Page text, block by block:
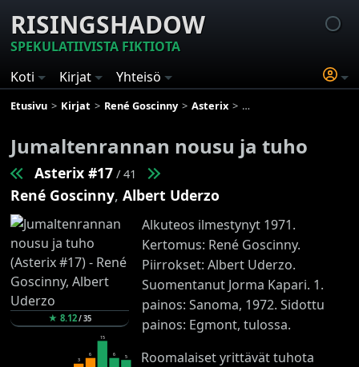
RISINGSHADOW
SPEKULATIIVISTA FIKTIOTA
Koti
Kirjat Yhteisö
Etusivu Kirjat René Goscinny Asterix Jumaltenrannan nousu
Jumaltenrannan nousu ja tuho
Asterix #17 / 41
René Goscinny,Albert Uderzo
★8.12/35
3
6
15
6 5
Alkuteos ilmestynyt 1971.
Kertomus: René Goscinny.
Piirrokset: Albert Uderzo.
Suomentanut Jorma Kapari. 1.
painos: Sanoma, 1972. Sidottu
painos: Egmont, tulossa.
Roomalaiset yrittävät tuhota